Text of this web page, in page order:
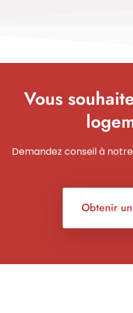
Vous
Demandez conseil à
Obtenir